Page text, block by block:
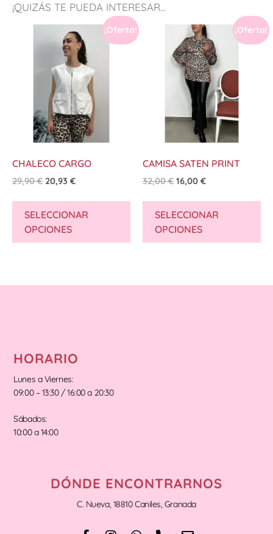
¡QUIZÁS TE PUEDA INTERESAR...
¡Oferta!
CHALECO CARGO
29,90€ 20,93 €
SELECCIONAR
OPCIONES
¡Oferta!
CAMISA SATEN PRINT
32,00€ 16,00 €
SELECCIONAR
OPCIONES
HORARIO
Lunes a Viernes:
09:00 – 13:30 / 16:00 a 20:30
Sábados:
10:00 a 14:00
DÓNDE ENCONTRARNOS
C. Nueva, 18810 Caniles, Granada